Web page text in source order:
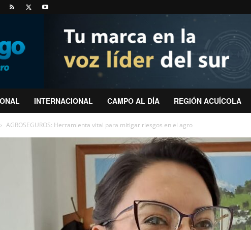
INTERNACIONAL CAMPO AL DÍA REGIÓN ACUÍCOLA
AGROSEGUROS: Herramienta vital para mitigar riesgos en el agro